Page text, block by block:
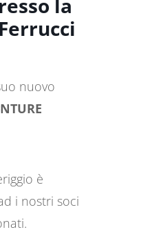
la
nuovo
è
i nostri soci